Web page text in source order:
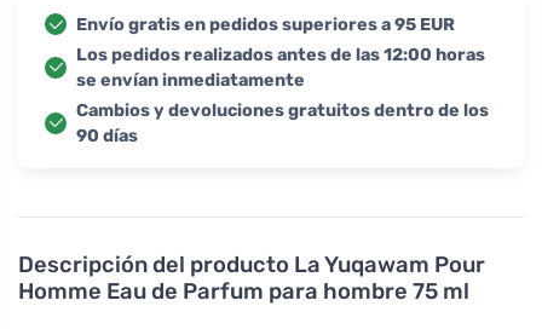
Descripción del producto La Yuqawam Pour
Homme Eau de Parfum para hombre 75 ml
Envío gratis en pedidos superiores a 95 EUR
Los pedidos realizados antes de las 12:00 horas
se envían inmediatamente
Cambios y devoluciones gratuitos dentro de los
90 días